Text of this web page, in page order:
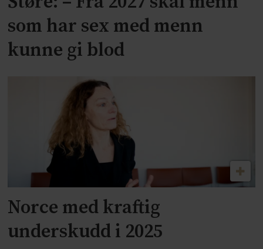
som har sex med menn
kunne gi blod
Norce med kraftig
underskudd i 2025